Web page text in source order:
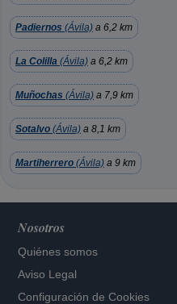
Padiernos (Ávila) a 6,2 km
La Colilla (Ávila) a 6,2 km
Muñochas (Ávila) a 7,9 km
Sotalvo (Ávila) a 8,1 km
Martiherrero (Ávila) a 9 km
Nosotros
Quiénes somos
Aviso Legal
Configuración de Cookies